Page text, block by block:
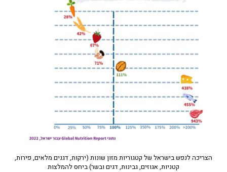
הצריכה לנפש בישראל של קטגוריות מזון שונות (ירקות, דגנים מלאים, פירות,
קטניות, אגוזים, גבינות, דגים ובשר) ביחס להמלצות